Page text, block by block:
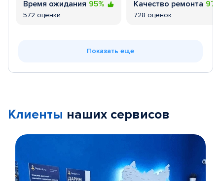
Время ожидания 95%
572 оценки
Качество ремонта
728 оценок
Показать еще
Клиенты наших сервисов